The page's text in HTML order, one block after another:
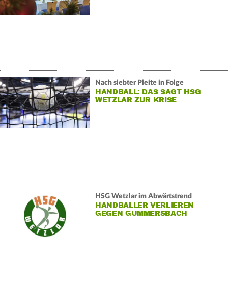
Nach siebter Pleite in Folge
HANDBALL: DAS SAGT HSG
WETZLAR ZUR KRISE
HSG Wetzlar im Abwärtstrend
HANDBALLER VERLIEREN
GEGEN GUMMERSBACH